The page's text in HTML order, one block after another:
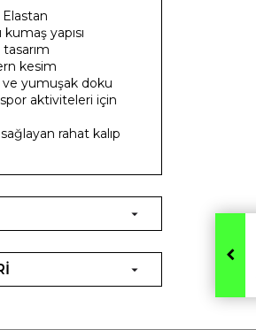
yapısı
kesim
yumuşak doku
aktiviteleri için
rahat kalıp